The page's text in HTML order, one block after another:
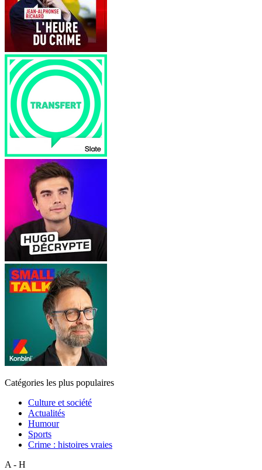
Catégories les plus populaires
Culture et société
Actualités
Humour
Sports
Crime : histoires vraies
A - H